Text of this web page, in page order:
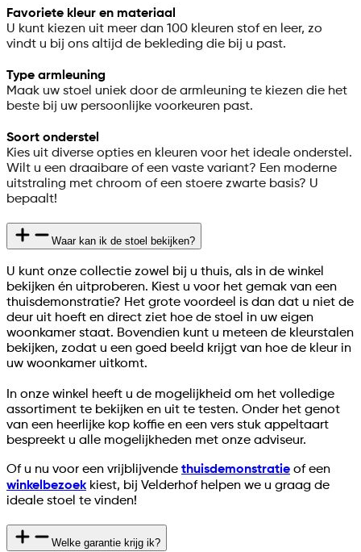
Favoriete kleur en materiaal
U kunt kiezen uit meer dan 100 kleuren stof en leer, zo
vindt u bij ons altijd de bekleding die bij u past.
Type armleuning
Maak uw stoel uniek door de armleuning te kiezen die het
beste bij uw persoonlijke voorkeuren past.
Soort onderstel
Kies uit diverse opties en kleuren voor het ideale onderstel.
Wilt u een draaibare of een vaste variant? Een moderne
uitstraling met chroom of een stoere zwarte basis? U
bepaalt!
Waar kan ik de stoel bekijken?
U kunt onze collectie zowel bij u thuis, als in de winkel
bekijken én uitproberen. Kiest u voor het gemak van een
thuisdemonstratie? Het grote voordeel is dan dat u niet de
deur uit hoeft en direct ziet hoe de stoel in uw eigen
woonkamer staat. Bovendien kunt u meteen de kleurstalen
bekijken, zodat u een goed beeld krijgt van hoe de kleur in
uw woonkamer uitkomt.
In onze winkel heeft u de mogelijkheid om het volledige
assortiment te bekijken en uit te testen. Onder het genot
van een heerlijke kop koffie en een vers stuk appeltaart
bespreekt u alle mogelijkheden met onze adviseur.
Of u nu voor een vrijblijvende thuisdemonstratie of een
winkelbezoek kiest, bij Velderhof helpen we u graag de
ideale stoel te vinden!
Welke garantie krijg ik?